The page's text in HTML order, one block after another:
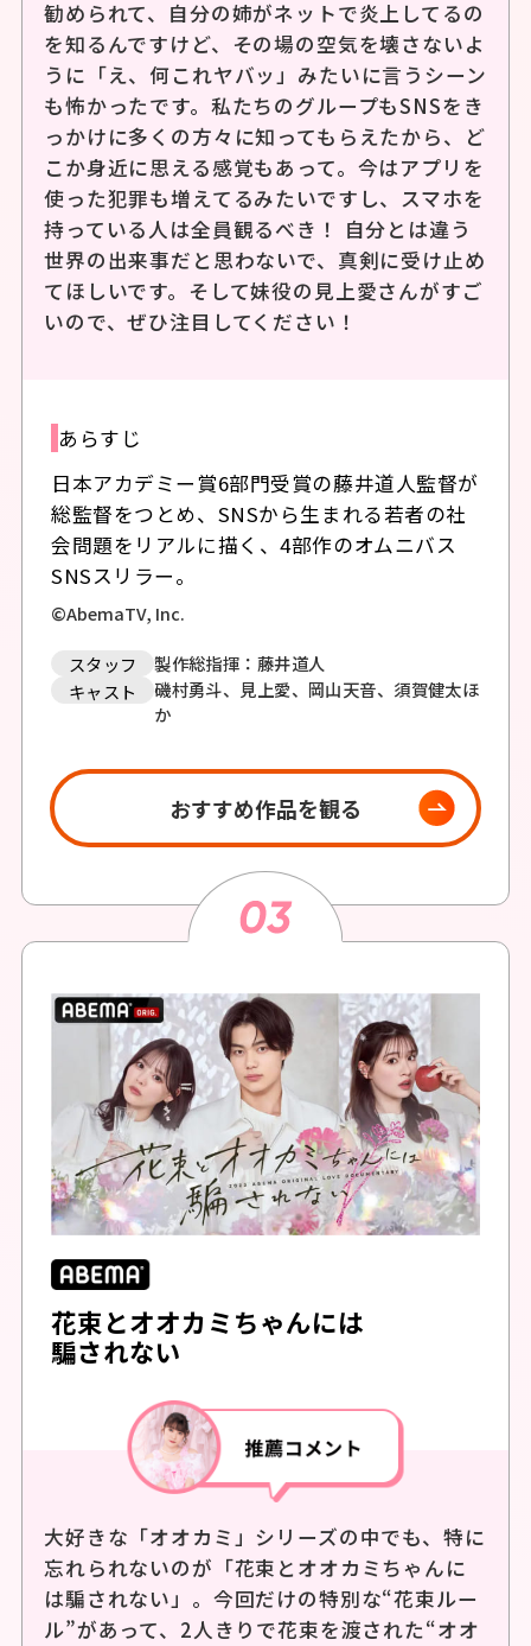
勧められて、自分の姉がネットで炎上してるの
を知るんですけど、その場の空気を壊さないよ
うに「え、何これヤバッ」みたいに言うシーン
も怖かったです。私たちのグループもSNSをき
っかけに多くの方々に知ってもらえたから、ど
こか身近に思える感覚もあって。今はアプリを
使った犯罪も増えてるみたいですし、スマホを
持っている人は全員観るべき！ 自分とは違う
世界の出来事だと思わないで、真剣に受け止め
てほしいです。そして妹役の見上愛さんがすご
いので、ぜひ注目してください！
あらすじ
日本アカデミー賞6部門受賞の藤井道人監督が
総監督をつとめ、SNSから生まれる若者の社
会問題をリアルに描く、4部作のオムニバス
SNSスリラー。
©AbemaTV, Inc.
スタッフ
製作総指揮：藤井道人
キャスト
磯村勇斗、見上愛、岡山天音、須賀健太ほ
か
おすすめ作品を観る
花束とオオカミちゃんには
騙されない
大好きな「オオカミ」シリーズの中でも、特に
忘れられないのが「花束とオオカミちゃんに
は騙されない」。今回だけの特別な“花束ルー
ル”があって、2人きりで花束を渡された“オオ